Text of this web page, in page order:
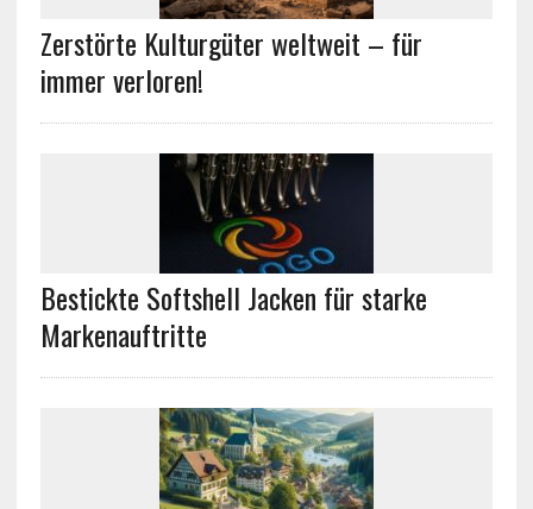
Zerstörte Kulturgüter weltweit – für
immer verloren!
Bestickte Softshell Jacken für starke
Markenauftritte